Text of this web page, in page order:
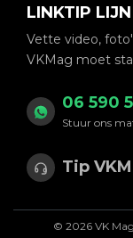
LINKTIP LIJN
Vette video,
VKMag moet
06 590
Stuur ons
Tip
© 2026 VK